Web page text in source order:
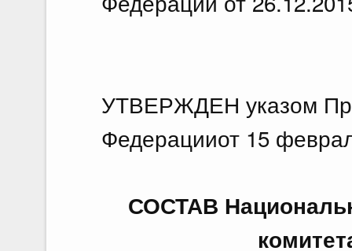
УТВЕРЖДЕН указом
Федерацииот 15
СОСТАВ